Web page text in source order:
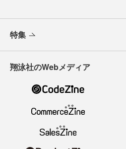
特集
翔泳社のWebメディア